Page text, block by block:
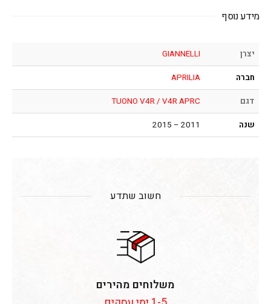
מידע נוסף
יצרן
GIANNELLI
חברה
APRILIA
דגם
TUONO V4R / V4R APRC
שנה
2011 – 2015
חשוב שתדע
משלוחים מהירים